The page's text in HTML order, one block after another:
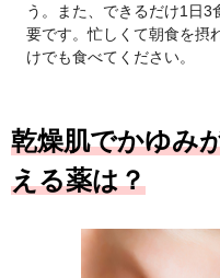
う。また、できるだけ1日
要です。忙しくて朝食を摂
けでも食べてください。
乾燥肌でかゆみ
える薬は？